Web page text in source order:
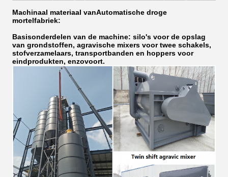
Machinaal materiaal vanAutomatische droge
mortelfabriek:
Basisonderdelen van de machine: silo's voor de opslag
van grondstoffen, agravische mixers voor twee schakels,
stofverzamelaars, transportbanden en hoppers voor
eindprodukten, enzovoort.